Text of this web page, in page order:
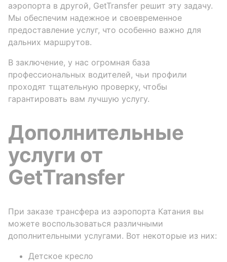
аэропорта в другой, GetTransfer решит эту задачу.
Мы обеспечим надежное и своевременное
предоставление услуг, что особенно важно для
дальних маршрутов.
В заключение, у нас огромная база
профессиональных водителей, чьи профили
проходят тщательную проверку, чтобы
гарантировать вам лучшую услугу.
Дополнительные
услуги от
GetTransfer
При заказе трансфера из аэропорта Катания вы
можете воспользоваться различными
дополнительными услугами. Вот некоторые из них:
Детское кресло